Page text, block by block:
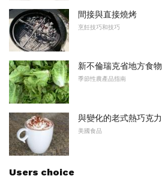
間接與直接燒烤
烹飪技巧和技巧
新不倫瑞克省地方食物
季節性農產品指南
與變化的老式熱巧克力
美國食品
Users choice